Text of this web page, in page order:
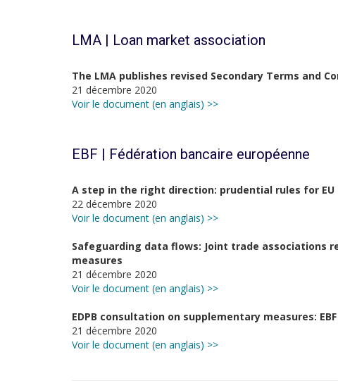
LMA | Loan market association
The LMA publishes revised Secondary Terms and
21 décembre 2020
Voir le document (en anglais) >>
EBF | Fédération bancaire européenne
A step in the right direction: prudential rules for
22 décembre 2020
Voir le document (en anglais) >>
Safeguarding data flows: Joint trade associations
measures
21 décembre 2020
Voir le document (en anglais) >>
EDPB consultation on supplementary measures:
21 décembre 2020
Voir le document (en anglais) >>